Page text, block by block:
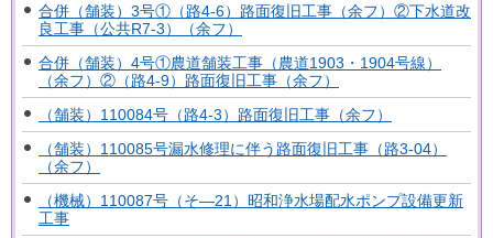
合併（舗装）3号①（路4-6）路面復旧工事（余フ）②下水道改
良工事（公共R7-3）（余フ）
合併（舗装）4号①農道舗装工事（農道1903・1904号線）
（余フ）②（路4-9）路面復旧工事（余フ）
（舗装）110084号（路4-3）路面復旧工事（余フ）
（舗装）110085号漏水修理に伴う路面復旧工事（路3-04）
（余フ）
（機械）110087号（そ―21）昭和浄水場配水ポンプ設備更新
工事